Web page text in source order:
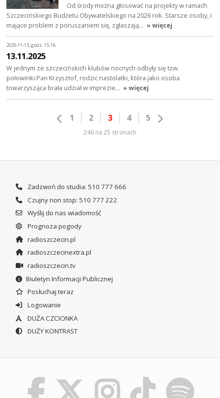
Od środy można głosować na projekty w ramach
Szczecińskiego Budżetu Obywatelskiego na 2026 rok. Starsze osoby, i
mające problem z poruszaniem się, zgłaszają… » więcej
2025-11-13, godz. 15:16
13.11.2025
W jednym ze szczecińskich klubów nocnych odbyły się tzw.
połowinki.Pan Krzysztof, rodzic nastolatki, która jako osoba
towarzysząca brała udział w imprezie… » więcej
1 2 3 4 5
246 na 25 stronach
Zadzwoń do studia: 510 777 666
Czujny non stop: 510 777 222
Wyślij do nas wiadomość
Prognoza pogody
radioszczecin.pl
radioszczecinextra.pl
radioszczecin.tv
Biuletyn Informacji Publicznej
Posłuchaj teraz
Logowanie
DUŻA CZCIONKA
DUŻY KONTRAST